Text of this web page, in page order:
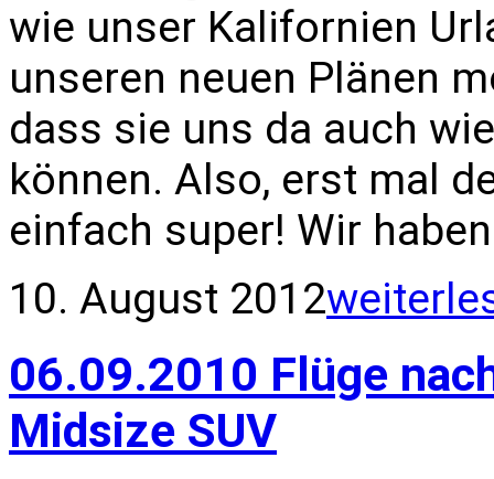
wie unser Kalifornien
unseren neuen Plänen
dass sie uns da auch
können. Also, erst mal
einfach super! Wir
10. August 2012
06.09.2010 Flüge
Midsize SUV